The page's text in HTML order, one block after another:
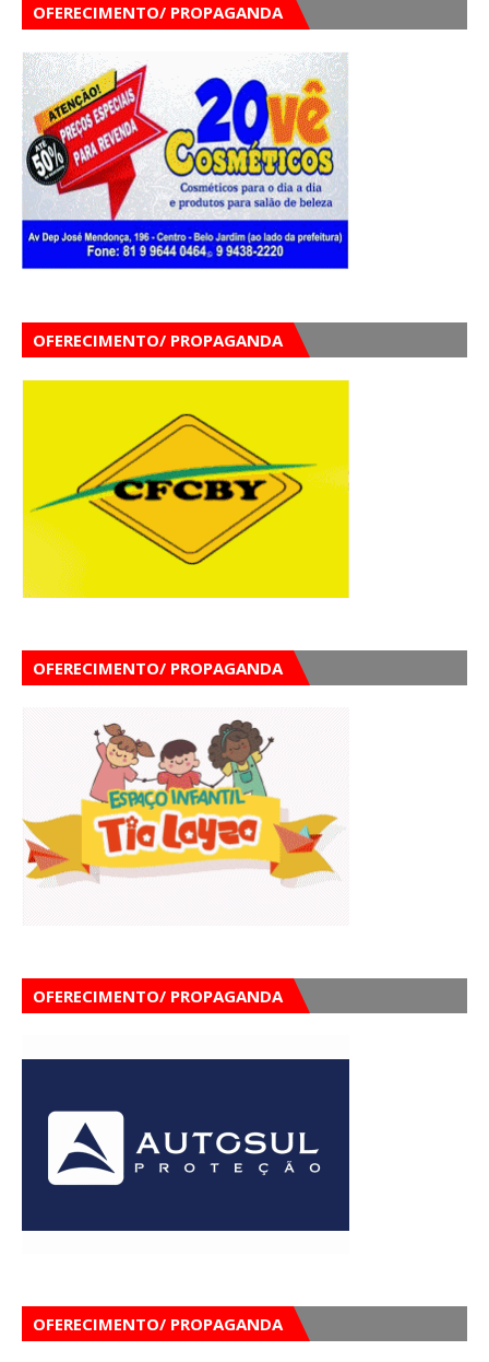
OFERECIMENTO/ PROPAGANDA
OFERECIMENTO/ PROPAGANDA
OFERECIMENTO/ PROPAGANDA
OFERECIMENTO/ PROPAGANDA
OFERECIMENTO/ PROPAGANDA